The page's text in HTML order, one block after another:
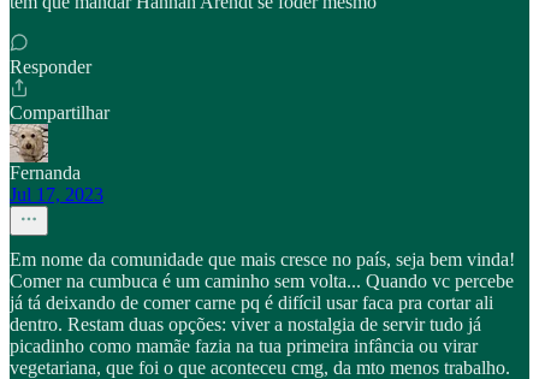
Responder
Compartilhar
Fernanda
Jul 17, 2023
Em nome da comunidade que mais cresce no país, seja bem vinda!
Comer na cumbuca é um caminho sem volta... Quando vc percebe
já tá deixando de comer carne pq é difícil usar faca pra cortar ali
dentro. Restam duas opções: viver a nostalgia de servir tudo já
picadinho como mamãe fazia na tua primeira infância ou virar
vegetariana, que foi o que aconteceu cmg, da mto menos trabalho.